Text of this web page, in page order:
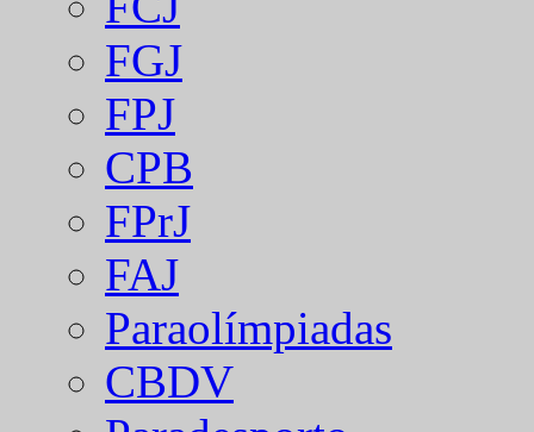
FGJ
FPJ
CPB
FPrJ
FAJ
Paraolímpiadas
CBDV